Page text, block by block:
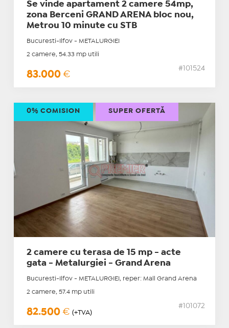
Se vinde apartament 2 camere 54mp,
zona Berceni GRAND ARENA bloc nou,
Metrou 10 minute cu STB
Bucuresti-Ilfov - METALURGIEI
2 camere, 54.33 mp utili
83.000 €
#101524
2 camere cu terasa de 15 mp - acte
gata - Metalurgiei - Grand Arena
Bucuresti-Ilfov - METALURGIEI, reper: Mall Grand Arena
2 camere, 57.4 mp utili
82.500 € (+TVA)
#101072
0% COMISION SUPER OFERTĂ